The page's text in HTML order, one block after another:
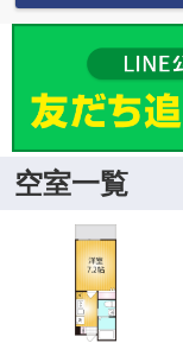
空室一覧